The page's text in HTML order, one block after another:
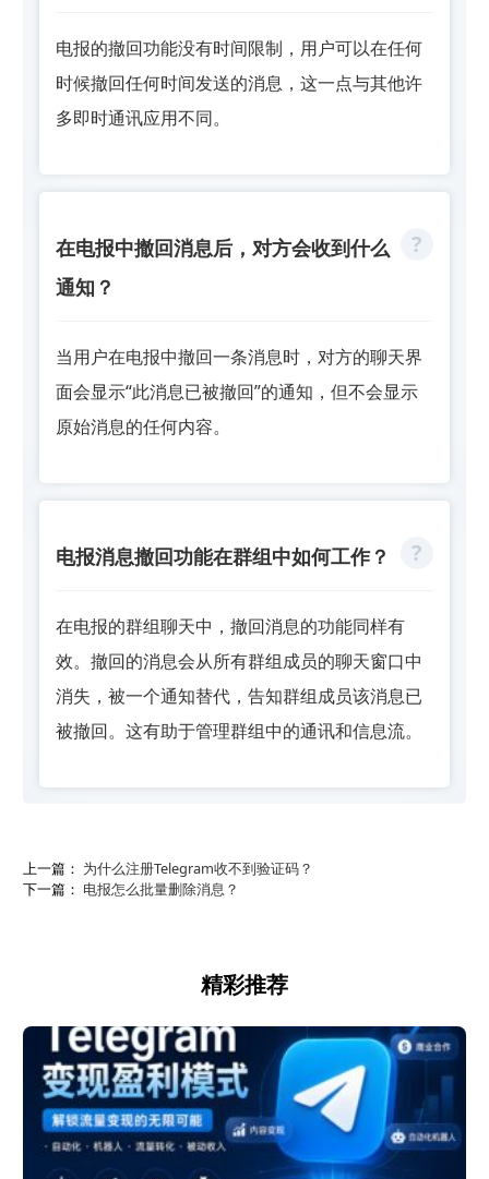
电报的撤回功能没有时间限制，用户可以在任何
时候撤回任何时间发送的消息，这一点与其他许
多即时通讯应用不同。
在电报中撤回消息后，对方会收到什么
通知？
当用户在电报中撤回一条消息时，对方的聊天界
面会显示“此消息已被撤回”的通知，但不会显示
原始消息的任何内容。
电报消息撤回功能在群组中如何工作？
在电报的群组聊天中，撤回消息的功能同样有
效。撤回的消息会从所有群组成员的聊天窗口中
消失，被一个通知替代，告知群组成员该消息已
被撤回。这有助于管理群组中的通讯和信息流。
上一篇： 为什么注册Telegram收不到验证码？
下一篇： 电报怎么批量删除消息？
精彩推荐